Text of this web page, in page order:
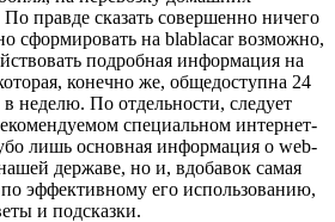
правде сказать совершенно ничего
сформировать на blablacar возможно,
подробная информация на
конечно же, общедоступна 24
неделю. По отдельности, следует
специальном интернет-
лишь основная информация о web-
державе, но и, вдобавок самая
эффективному его использованию,
и подсказки.